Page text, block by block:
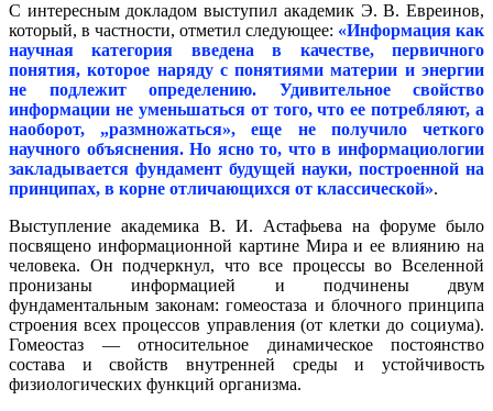
С интересным докладом выступил академик Э. В. Евреинов,
который, в частности, отметил следующее: «Информация как
научная категория введена в качестве, первичного
понятия, которое наряду с понятиями материи и энергии
не подлежит определению. Удивительное свойство
информации не уменьшаться от того, что ее потребляют, а
наоборот, „размножаться», еще не получило четкого
научного объяснения. Но ясно то, что в информациологии
закладывается фундамент будущей науки, построенной на
принципах, в корне отличающихся от классической».
Выступление академика В. И. Астафьева на форуме было
посвящено информационной картине Мира и ее влиянию на
человека. Он подчеркнул, что все процессы во Вселенной
пронизаны информацией и подчинены двум
фундаментальным законам: гомеостаза и блочного принципа
строения всех процессов управления (от клетки до социума).
Гомеостаз — относительное динамическое постоянство
состава и свойств внутренней среды и устойчивость
физиологических функций организма.